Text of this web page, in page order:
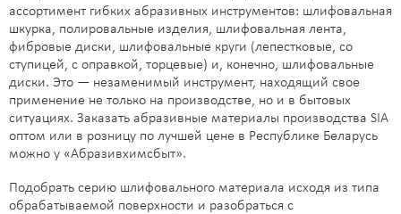
ассортимент гибких абразивных инструментов: шлифовальная
шкурка, полировальные изделия, шлифовальная лента,
фибровые диски, шлифовальные круги (лепестковые, со
ступицей, с оправкой, торцевые) и, конечно, шлифовальные
диски. Это — незаменимый инструмент, находящий свое
применение не только на производстве, но и в бытовых
ситуациях. Заказать абразивные материалы производства SIA
оптом или в розницу по лучшей цене в Республике Беларусь
можно у «Абразивхимсбыт».
Подобрать серию шлифовального материала исходя из типа
обрабатываемой поверхности и разобраться с